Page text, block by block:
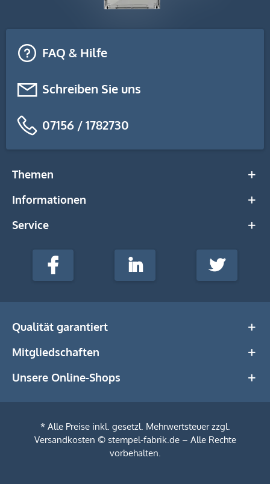
FAQ & Hilfe
Schreiben Sie uns
07156 / 1782730
Themen
Informationen
Service
stempel-
Media
Facebook LinkedIn Twitter
Qualität garantiert
Mitgliedschaften
Unsere Online-Shops
* Alle Preise inkl. gesetzl. Mehrwertsteuer zzgl.
Versandkosten © stempel-fabrik.de – Alle Rechte
vorbehalten.